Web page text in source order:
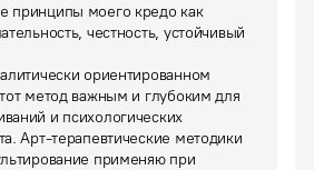
принципы моего кредо как
честность, устойчивый
ориентированном
метод важным и глубоким для
и психологических
Арт-терапевтические методики
применяю при